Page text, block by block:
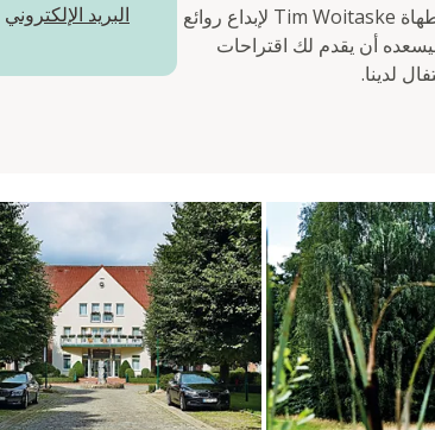
سنجعل أجمل أيامك وليمة حقيقية لجميع الحواس. يتطلع رئيس الطهاة Tim Woitaske لإبداع روائع
أن يقدم لك اقتراحات
لدينا.
البريد الإلكتروني